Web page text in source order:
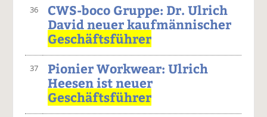
36
CWS-boco Gruppe: Dr. Ulrich
David neuer kaufmännischer
Geschäftsführer
37
Pionier Workwear: Ulrich
Heesen ist neuer
Geschäftsführer